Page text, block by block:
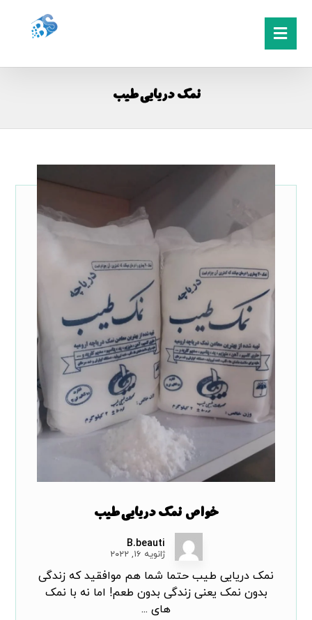
نمک دریایی طیب
خواص نمک دریایی طیب
B.beauti
ژانویه ۱۶, ۲۰۲۲
نمک دریایی طیب حتما شما هم موافقید که زندگی
بدون نمک یعنی زندگی بدون طعم! اما نه با نمک
های ...